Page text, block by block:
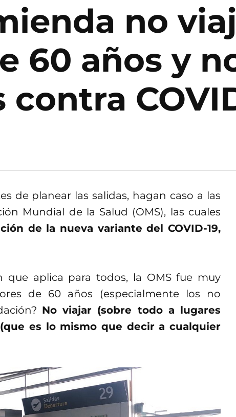
no
60 años y
de planear las salidas, hagan caso a las
Mundial de la Salud (OMS), las cuales
de la nueva variante del COVID-19,
que aplica para todos, la OMS fue muy
de 60 años (especialmente los no
No viajar (sobre todo a lugares
es lo mismo que decir a cualquier